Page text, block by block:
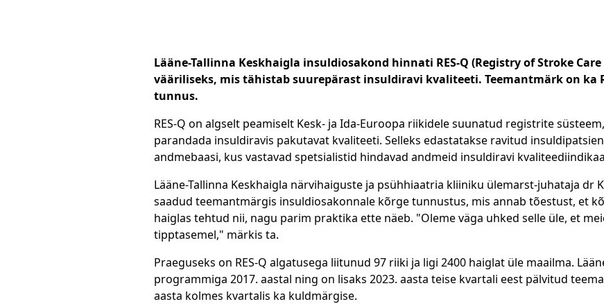
Lääne-Tallinna Keskhaigla insuldiosakond hinnati RES-Q (Registry of Stroke
vääriliseks, mis tähistab suurepärast insuldiravi kvaliteeti. Teemantmärk on ka
tunnus.
RES-Q on algselt peamiselt Kesk- ja Ida-Euroopa riikidele suunatud registrite
parandada insuldiravis pakutavat kvaliteeti. Selleks edastatakse ravitud
andmebaasi, kus vastavad spetsialistid hindavad andmeid insuldiravi
Lääne-Tallinna Keskhaigla närvihaiguste ja psühhiaatria kliiniku ülemarst-juhataja dr
saadud teemantmärgis insuldiosakonnale kõrge tunnustus, mis annab tõestust, et
haiglas tehtud nii, nagu parim praktika ette näeb. "Oleme väga uhked selle üle, et
tipptasemel," märkis ta.
Praeguseks on RES-Q algatusega liitunud 97 riiki ja ligi 2400 haiglat üle maailma.
programmiga 2017. aastal ning on lisaks 2023. aasta teise kvartali eest pälvitud
aasta kolmes kvartalis ka kuldmärgise.